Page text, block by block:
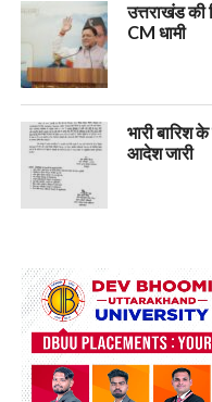
उत्तराखंड की
CM धामी
भारी
आदेश जारी